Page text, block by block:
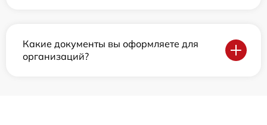
Какие документы вы оформляете для
организаций?